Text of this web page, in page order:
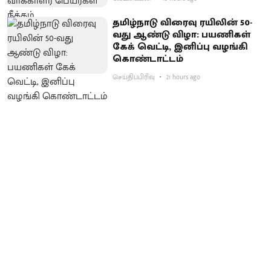
தமிழ்நாடு விரைவு ரயிலின் 50-
வது ஆண்டு விழா: பயணிகள்
கேக் வெட்டி, இனிப்பு வழங்கி
கொண்டாட்டம்
செய்திப்பிரிவு 21 hours ago